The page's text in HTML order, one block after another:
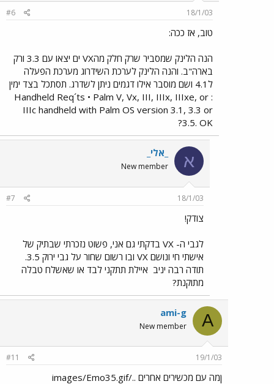
18/1/03
#6
טוב, אז ככה:
הנה הלינק שמסביר שרק חלק מהVX ים יצאו עם 3.3 ורק
בארה"ב. והנה הלינק לערכת השידרוג מערכת הפעלה
ל4.1 ושם מוסבר אילו דגמים ניתן לשדרג. תסתכל בצד ימין
: Handheld Req´ts • Palm V, Vx, III, IIIx, IIIxe, or
IIIc handheld with Palm OS version 3.1, 3.3 or
3.5. OK?
א _אלי_
New member
18/1/03
#7
צודק!
לגבי ה- VX בדקתי גם אני, פשוט נזכרתי שבתיק של
אישתי חי ונושם VX ובו רשום שחור על גבי ירוק 3.5.
תודה רבה יניב איילת תתקני לבד או שאשלח טבלה
מתוקנת?
A
ami-g
New member
19/1/03
#11
ןמה עם מכשירים אחרים ../images/Emo35.gif